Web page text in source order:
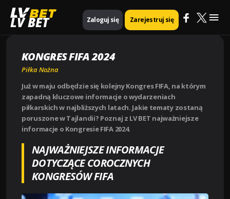
LV BET Zaloguj się Zarejestruj się
Strona główna Piłka nożna KONGRES FIFA 2024
KONGRES FIFA 2024
Piłka Nożna
Już w maju odbędzie się kolejny Kongres FIFA, na którym
zapadną kluczowe informacje o wydarzeniach
piłkarskich w najbliższych latach. Jakie tematy zostaną
poruszone w Tajlandii? Poznaj z LV BET najważniejsze
informacje o Kongresie FIFA 2024.
NAJWAŻNIEJSZE INFORMACJE
DOTYCZĄCE COROCZNYCH
KONGRESÓW FIFA